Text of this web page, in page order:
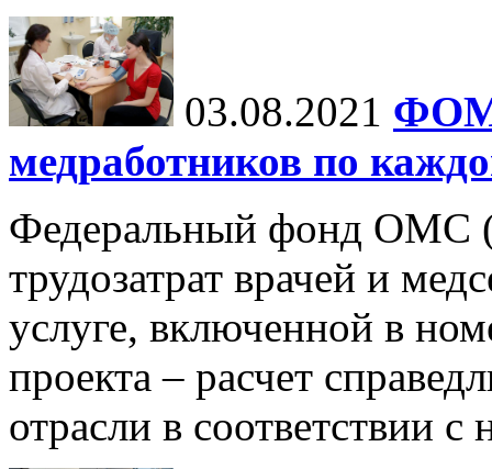
03.08.2021
медработников по
Федеральный фонд ОМС
трудозатрат врачей и
услуге, включенной в
проекта – расчет
отрасли в соответствии